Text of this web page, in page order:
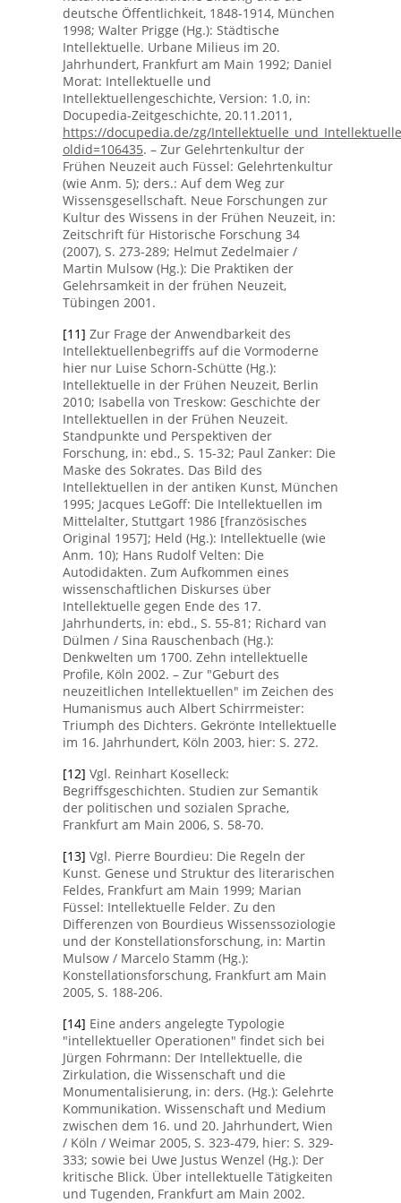
deutsche Öffentlichkeit, 1848-1914, München
1998; Walter Prigge (Hg.): Städtische
Intellektuelle. Urbane Milieus im 20.
Jahrhundert, Frankfurt am Main 1992; Daniel
Morat: Intellektuelle und
Intellektuellengeschichte, Version: 1.0, in:
Docupedia-Zeitgeschichte, 20.11.2011,
https://docupedia.de/zg/
oldid=106435. – Zur Gelehrtenkultur der
Frühen Neuzeit auch Füssel: Gelehrtenkultur
(wie Anm. 5); ders.: Auf dem Weg zur
Wissensgesellschaft. Neue Forschungen zur
Kultur des Wissens in der Frühen Neuzeit, in:
Zeitschrift für Historische Forschung 34
(2007), S. 273-289; Helmut Zedelmaier /
Martin Mulsow (Hg.): Die Praktiken der
Gelehrsamkeit in der frühen Neuzeit,
Tübingen 2001.
[11] Zur Frage der Anwendbarkeit des
Intellektuellenbegriffs auf die Vormoderne
hier nur Luise Schorn-Schütte (Hg.):
Intellektuelle in der Frühen Neuzeit, Berlin
2010; Isabella von Treskow: Geschichte der
Intellektuellen in der Frühen Neuzeit.
Standpunkte und Perspektiven der
Forschung, in: ebd., S. 15-32; Paul Zanker: Die
Maske des Sokrates. Das Bild des
Intellektuellen in der antiken Kunst, München
1995; Jacques LeGoff: Die Intellektuellen im
Mittelalter, Stuttgart 1986 [französisches
Original 1957]; Held (Hg.): Intellektuelle (wie
Anm. 10); Hans Rudolf Velten: Die
Autodidakten. Zum Aufkommen eines
wissenschaftlichen Diskurses über
Intellektuelle gegen Ende des 17.
Jahrhunderts, in: ebd., S. 55-81; Richard van
Dülmen / Sina Rauschenbach (Hg.):
Denkwelten um 1700. Zehn intellektuelle
Profile, Köln 2002. – Zur "Geburt des
neuzeitlichen Intellektuellen" im Zeichen des
Humanismus auch Albert Schirrmeister:
Triumph des Dichters. Gekrönte Intellektuelle
im 16. Jahrhundert, Köln 2003, hier: S. 272.
[12] Vgl. Reinhart Koselleck:
Begriffsgeschichten. Studien zur Semantik
der politischen und sozialen Sprache,
Frankfurt am Main 2006, S. 58-70.
[13] Vgl. Pierre Bourdieu: Die Regeln der
Kunst. Genese und Struktur des literarischen
Feldes, Frankfurt am Main 1999; Marian
Füssel: Intellektuelle Felder. Zu den
Differenzen von Bourdieus Wissenssoziologie
und der Konstellationsforschung, in: Martin
Mulsow / Marcelo Stamm (Hg.):
Konstellationsforschung, Frankfurt am Main
2005, S. 188-206.
[14] Eine anders angelegte Typologie
"intellektueller Operationen" findet sich bei
Jürgen Fohrmann: Der Intellektuelle, die
Zirkulation, die Wissenschaft und die
Monumentalisierung, in: ders. (Hg.): Gelehrte
Kommunikation. Wissenschaft und Medium
zwischen dem 16. und 20. Jahrhundert, Wien
/ Köln / Weimar 2005, S. 323-479, hier: S. 329-
333; sowie bei Uwe Justus Wenzel (Hg.): Der
kritische Blick. Über intellektuelle Tätigkeiten
und Tugenden, Frankfurt am Main 2002.